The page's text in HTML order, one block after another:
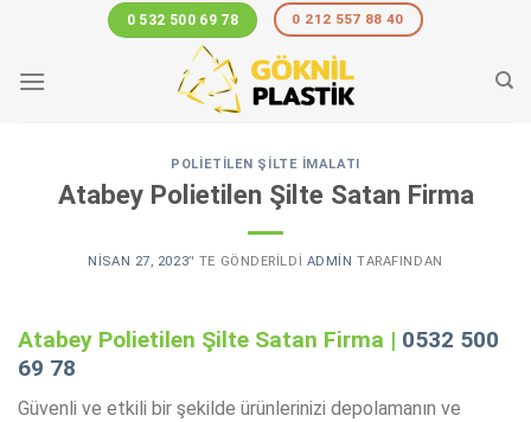
content
0 532 500 69 78 0 212 557 88 40
POLIETILEN ŞILTE İMALATI
Atabey Polietilen Şilte Satan Firma
NISAN 27, 2023’' TE GÖNDERILDI ADMIN TARAFINDAN
Atabey Polietilen Şilte Satan Firma | 0532 500
69 78
Güvenli ve etkili bir şekilde ürünlerinizi depolamanın ve